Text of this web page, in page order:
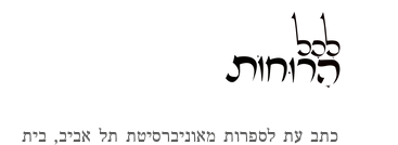
כתב עת לספרות מאוניברסיטת תל אביב, בית